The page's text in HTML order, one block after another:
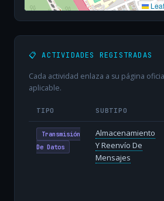
📋 ACTIVIDADES REGISTRADAS
Cada actividad enlaza a su página
aplicable.
TIPO SUBTIPO
Transmisión
De Datos
Almacenamiento
Y Reenvío De
Mensajes